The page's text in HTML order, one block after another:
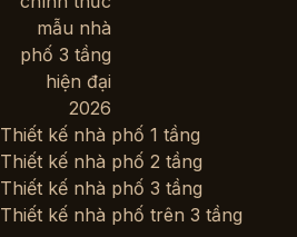
Thiết kế nhà phố 1 tầng
Thiết kế nhà phố 2 tầng
Thiết kế nhà phố 3 tầng
Thiết kế nhà phố trên 3 tầng